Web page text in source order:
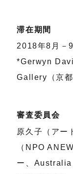
滞在期間
2018年8月－
*Gerwyn
Gallery（京都
審査委員会
原久子（アー
（NPO
ー、